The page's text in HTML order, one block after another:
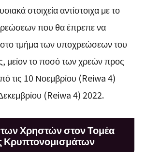
στοιχεία αντίστοιχα με το
που θα έπρεπε να
τμήμα των υποχρεώσεων του
μείον το ποσό των χρεών προς
τις 10 Νοεμβρίου (Reiwa 4)
(Reiwa 4) 2022.
Χρηστών στον Τομέα
Κρυπτονομισμάτων